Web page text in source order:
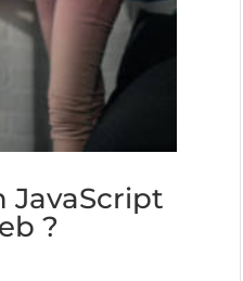
JavaScript
?